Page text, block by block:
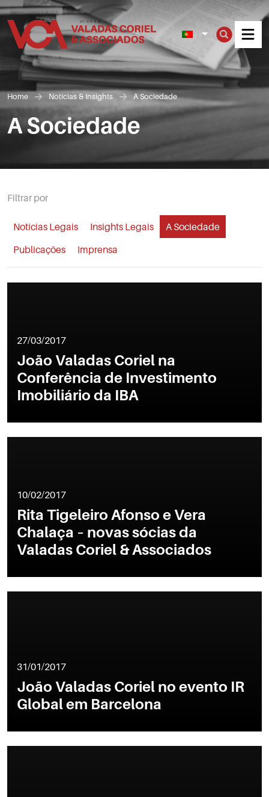
Home Notícias & Insights A Sociedade
A Sociedade
Filtrar por
Notícias Legais Insights Legais
A Sociedade
Publicações
Imprensa
27/03/2017
João Valadas Coriel na
Conferência de Investimento
Imobiliário da IBA
10/02/2017
Rita Tigeleiro Afonso e Vera
Chalaça – novas sócias da
Valadas Coriel & Associados
31/01/2017
João Valadas Coriel no evento IR
Global em Barcelona